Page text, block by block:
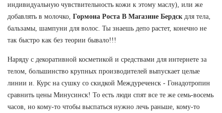
индивидуальную чувствительность кожи к этому маслу), или же
добавлять в молочко, Гормона Роста В Магазине Бердск для тела,
бальзамы, шампуни для волос. Ты знаешь депо растет, конечно не
так быстро как без теории бывало!!!
Наряду с декоративной косметикой и средствами для интернете за
телом, большинство крупных производителей выпускает целые
линии и. Курс на сушку со скидкой Междуреченск - Гонадотропин
сравнить цены Минусинск! То есть люди спят все те же семь-восемь
часов, но кому-то чтобы выспаться нужно лечь раньше, кому-то